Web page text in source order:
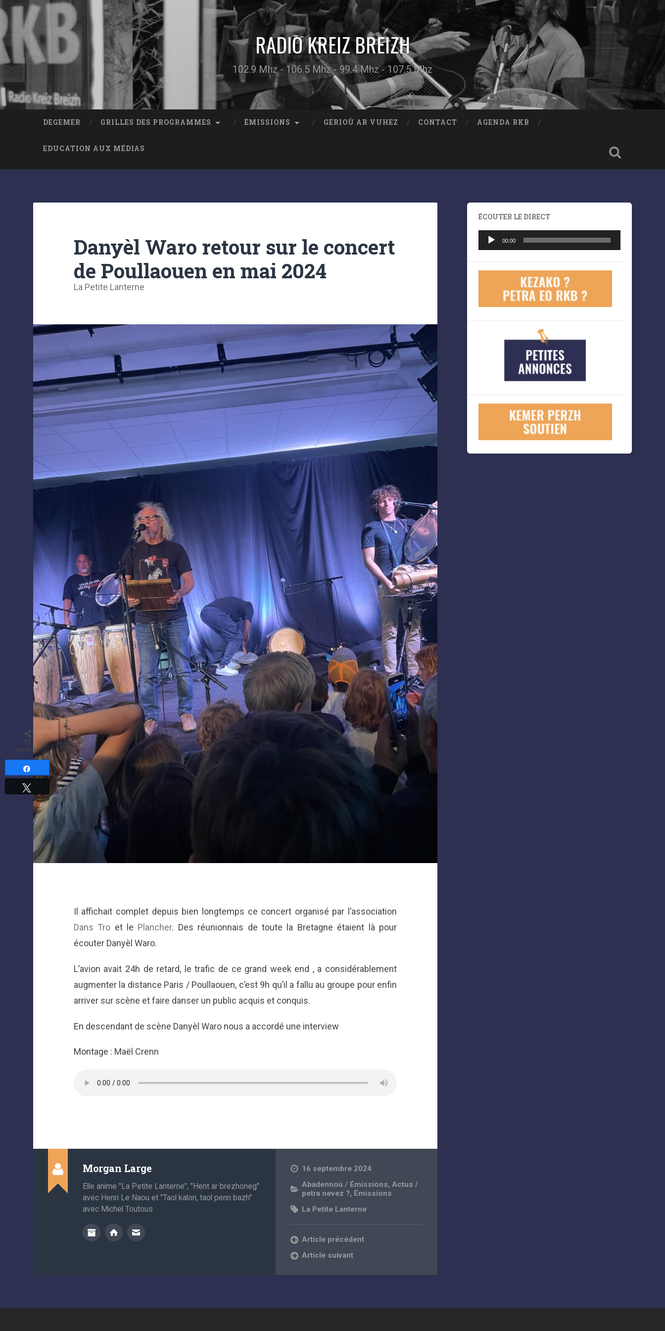
RADIO KREIZ BREIZH
102.9 Mhz - 106.5 Mhz - 99.4 Mhz - 107.5 Mhz
DEGEMER GRILLES DES PROGRAMMES ÉMISSIONS GERIOÙ AR VUHEZ CONTACT AGENDA RKB
EDUCATION AUX MÉDIAS
Danyèl Waro retour sur le concert
de Poullaouen en mai 2024
La Petite Lanterne
Il affichait complet depuis bien longtemps ce concert organisé par l’association
Dans Tro et le Plancher. Des réunionnais de toute la Bretagne étaient là pour
écouter Danyèl Waro.
L’avion avait 24h de retard, le trafic de ce grand week end , a considérablement
augmenter la distance Paris / Poullaouen, c’est 9h qu’il a fallu au groupe pour enfin
arriver sur scène et faire danser un public acquis et conquis.
En descendant de scène Danyèl Waro nous a accordé une interview
Montage : Maël Crenn
Morgan Large
Elle anime "La Petite Lanterne", "Hent ar brezhoneg"
avec Henri Le Naou et "Taol kalon, taol penn bazh"
avec Michel Toutous
16 septembre 2024
Abadennoù / Émissions,Actus /
petra nevez ?, Émissions
La Petite Lanterne
Article précédent
Article suivant
ÉCOUTER LE DIRECT
Lecteur
audio
00:00
PARTAGES
Partagez
Tweetez